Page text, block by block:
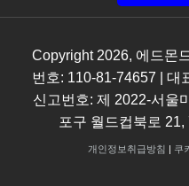
Copyright 2026, 에드몬
번호: 110-81-74657 | 대
신고번호: 제 2022-서울
포구 월드컵북로
개인정보취급방침 쿠